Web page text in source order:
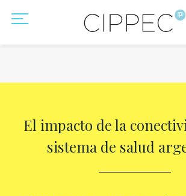
El impacto de la
sistema de salud